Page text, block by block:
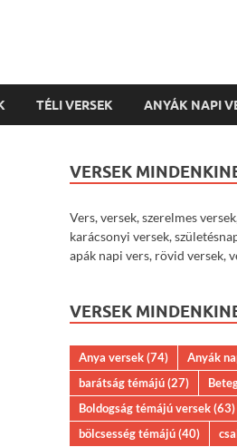
TÉLI VERSEK ANYÁK NAPI
VERSEK
Vers, versek, szerelmes
karácsonyi versek,
apák napi vers, rövid versek,
VERSEK
Anya versek(74) Anyák
barátság témájú(27)
Boldogság témájú versek(63)
bölcsesség témájú(40)